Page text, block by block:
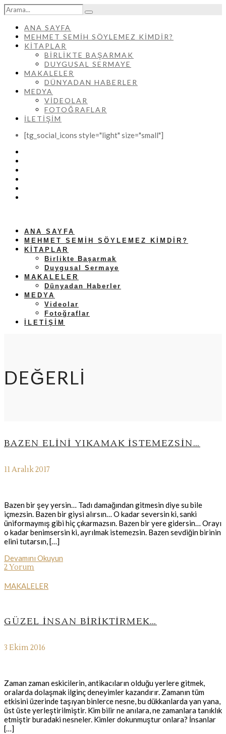
ANA SAYFA
MEHMET SEMIH SÖYLEMEZ KIMDIR?
KİTAPLAR
BIRLIKTE BAŞARMAK
DUYGUSAL SERMAYE
MAKALELER
DÜNYADAN HABERLER
MEDYA
VIDEOLAR
FOTOĞRAFLAR
İLETIŞIM
[tg_social_icons style="light" size="small"]
ANA SAYFA
MEHMET SEMIH SÖYLEMEZ KIMDIR?
KITAPLAR
Birlikte Başarmak
Duygusal Sermaye
MAKALELER
Dünyadan Haberler
MEDYA
Videolar
Fotoğraflar
İLETIŞIM
DEĞERLI
BAZEN ELINI YIKAMAK İSTEMEZSIN…
11 Aralık 2017
Bazen bir şey yersin… Tadı damağından gitmesin diye su bile
içmezsin. Bazen bir giysi alırsın… O kadar seversin ki, sanki
üniformaymış gibi hiç çıkarmazsın. Bazen bir yere gidersin… Orayı
o kadar benimsersin ki, ayrılmak istemezsin. Bazen sevdiğin birinin
elini tutarsın, […]
Devamını Okuyun
2 Yorum
MAKALELER
GÜZEL İNSAN BIRIKTIRMEK…
3 Ekim 2016
Zaman zaman eskicilerin, antikacıların olduğu yerlere gitmek,
oralarda dolaşmak ilginç deneyimler kazandırır. Zamanın tüm
etkisini üzerinde taşıyan binlerce nesne, bu dükkanlarda yan yana,
üst üste yerleştirilmiştir. Kim bilir ne anılara, ne zamanlara tanıklık
etmiştir buradaki nesneler. Kimler dokunmuştur onlara? İnsanlar
[…]